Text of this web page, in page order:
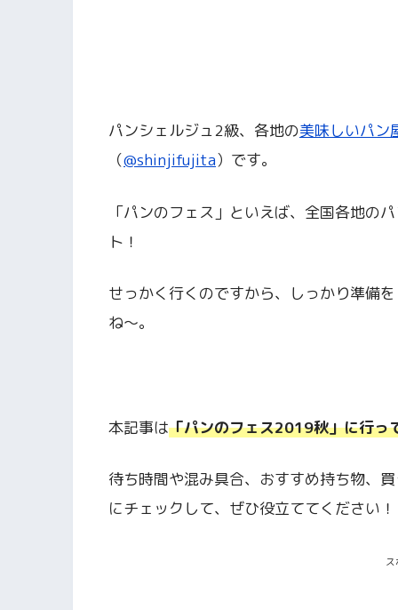
パンシェルジュ2級、各地の美味しいパン
（@shinjifujita）です。
「パンのフェス」といえば、全国各地の
ト！
せっかく行くのですから、しっかり準備
ね～。
本記事は「パンのフェス2019秋」に行っ
待ち時間や混み具合、おすすめ持ち物、
にチェックして、ぜひ役立ててください！
ス